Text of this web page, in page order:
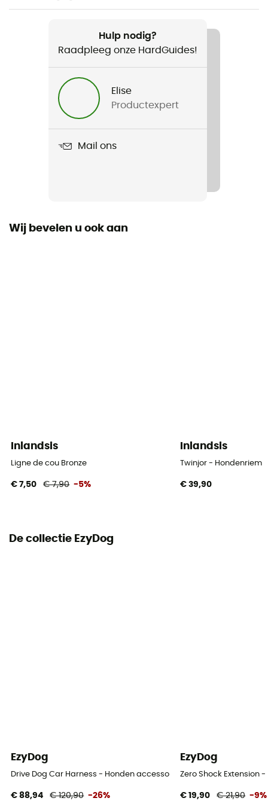
Heren / Dames
SnakPak Treat Bag
Hulp nodig?
Raadpleeg onze HardGuides!
Elise
Productexpert
Mail ons
Wij bevelen u ook aan
Inlandsis
Ligne de cou Bronze
€ 7,50 € 7,90 -5%
Inlandsis
Twinjor - Hondenriem
€ 39,90
De collectie EzyDog
EzyDog
Drive Dog Car Harness - Honden accessoires
€ 88,94 € 120,90 -26%
EzyDog
Zero Shock Extension
€ 19,90 € 21,90 -9%